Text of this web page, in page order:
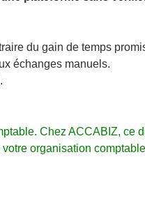
du gain de temps
échanges manuels.
Chez ACCABIZ, ce
organisation